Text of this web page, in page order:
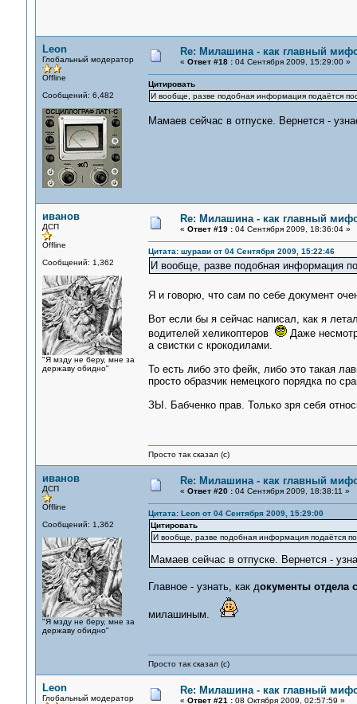
Leon
Глобальный модератор
Offline
Сообщений: 6,482
Re: Милашина - как главный
« Ответ #18 :04 Сентября 2009, 15:29:00 »
Цитировать
И вообще, разве подобная информация подаётся
Мамаев сейчас в отпуске. Вернется -
иванов
ДСП
Offline
Сообщений: 1,362
"Я мзду не беру, мне за
державу обидно"
Re: Милашина - как главный
« Ответ #19 :04 Сентября 2009, 18:36:04 »
Цитата: шурави от 04 Сентября 2009, 15:22:46
И вообще, разве подобная информация
Я и говорю, что сам по себе документ
Вот если бы я сейчас написал, как я
водителей хеликоптеров
Даже
а свистки с крокодилами.
То есть либо это фейк, либо это такая
просто образчик немецкого порядка по
ЗЫ. Бабченко прав. Только зря себя
Просто так сказал (с)
иванов
ДСП
Offline
Сообщений: 1,362
"Я мзду не беру, мне за
державу обидно"
Re: Милашина - как главный
« Ответ #20 :04 Сентября 2009, 18:38:11 »
Цитата: Leon от 04 Сентября 2009, 15:29:00
Цитировать
И вообще, разве подобная информация подаётся
Мамаев сейчас в отпуске. Вернется -
Главное - узнать, как документы отдела
милашиным.
Просто так сказал (с)
Leon
Глобальный модератор
Re: Милашина - как главный
« Ответ #21 :08 Октября 2009, 02:57:59 »